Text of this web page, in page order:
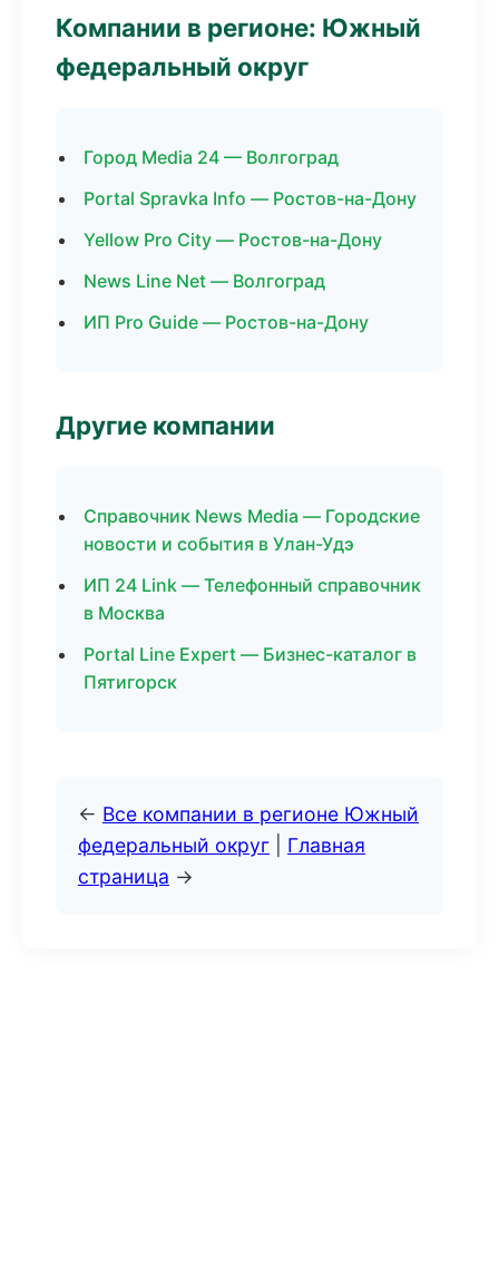
Компании в регионе: Южный
федеральный округ
Город Media 24 — Волгоград
Portal Spravka Info — Ростов-на-Дону
Yellow Pro City — Ростов-на-Дону
News Line Net — Волгоград
ИП Pro Guide — Ростов-на-Дону
Другие компании
Справочник News Media — Городские
новости и события в Улан-Удэ
ИП 24 Link — Телефонный справочник
в Москва
Portal Line Expert — Бизнес-каталог в
Пятигорск
← Все компании в регионе Южный
федеральный округ
Главная
страница →